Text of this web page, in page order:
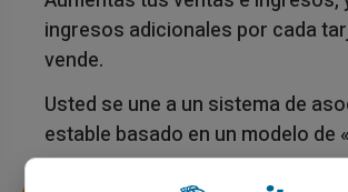
ingresos adicionales por cada
vende.
Usted se une a un sistema de
estable basado en un modelo de